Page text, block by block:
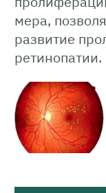
мера,
развитие
ретинопатии.